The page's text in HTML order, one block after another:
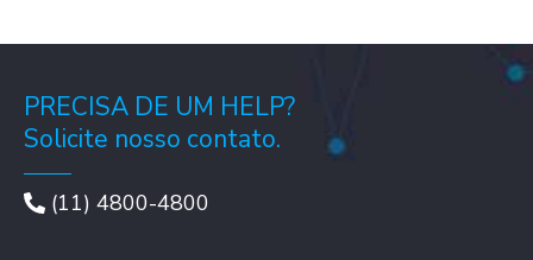
PRECISA DE UM HELP?
Solicite nosso contato.
(11) 4800-4800